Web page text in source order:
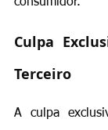
Culpa
Terceiro
A culpa